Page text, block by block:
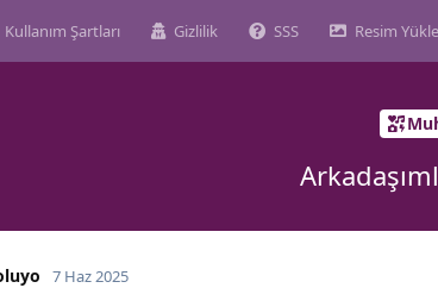
Kullanım Şartları Gizlilik SSS Resim Yükle
7 Haz 2025